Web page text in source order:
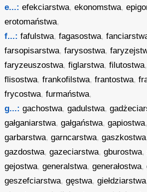
e...: efekciarstwa,ekonomstwa,
erotomaństwa,
f...: fafulstwa,fagasostwa,
farsopisarstwa,farysostwa,
faryzeuszostwa,figlarstwa,filutostwa
flisostwa,frankofilstwa,frantostwa,
frycostwa,furmaństwa,
g...: gachostwa,gadulstwa,
gałganiarstwa,gałgaństwa,gapiostwa
garbarstwa,garncarstwa,gaszkostwa
gazdostwa,gazeciarstwa,gburostwa,
gejostwa,generalstwa,generałostwa,
geszefciarstwa,gęstwa,giełdziarstwa